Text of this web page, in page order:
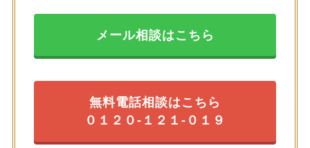
メール相談はこちら
無料電話相談はこちら
０１２０-１２１-０１９